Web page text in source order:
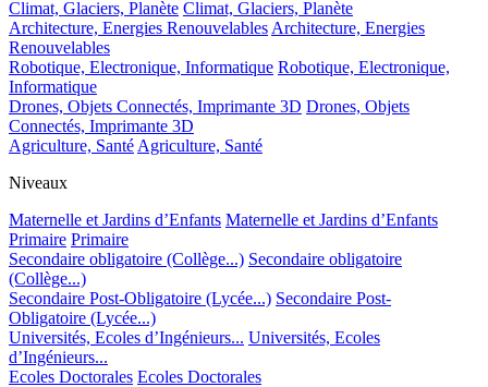
Climat, Glaciers, Planète Climat, Glaciers, Planète
Architecture, Energies Renouvelables Architecture, Energies
Renouvelables
Robotique, Electronique, Informatique Robotique, Electronique,
Informatique
Drones, Objets Connectés, Imprimante 3D Drones, Objets
Connectés, Imprimante 3D
Agriculture, Santé Agriculture, Santé
Niveaux
Maternelle et Jardins d’Enfants Maternelle et Jardins d’Enfants
Primaire Primaire
Secondaire obligatoire (Collège...) Secondaire obligatoire
(Collège...)
Secondaire Post-Obligatoire (Lycée...) Secondaire Post-
Obligatoire (Lycée...)
Universités, Ecoles d’Ingénieurs... Universités, Ecoles
d’Ingénieurs...
Ecoles Doctorales Ecoles Doctorales